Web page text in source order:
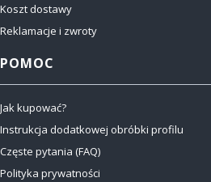
Koszt dostawy
Reklamacje i zwroty
POMOC
Jak kupować?
Instrukcja dodatkowej obróbki profilu
Częste pytania (FAQ)
Polityka prywatności